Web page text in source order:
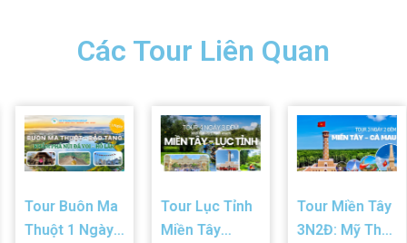
Các Tour Liên Quan
Tour Buôn Ma
Thuột 1 Ngày:
Tour Lục Tỉnh
Miền Tây
Tour Miền Tây
3N2Đ: Mỹ Tho